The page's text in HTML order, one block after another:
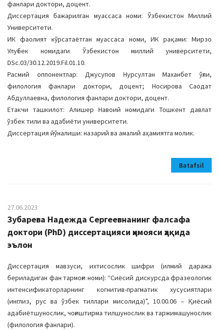
фанлари доктори, доцент.
Диссертация бажарилган муассаса номи: Ўзбекистон Миллий
Университети.
ИК фаолият кўрсатаётган муассаса номи, ИК рақами: Мирзо
Улуғбек номидаги Ўзбекистон миллий университети,
DSc.03/30.12.2019.Fil.01.10.
Расмий оппонентлар: Джусупов Нурсултан Маханбет ўғли,
филология фанлари доктори, доцент; Носирова Саодат
Абдуллаевна, филология фанлари доктори, доцент.
Етакчи ташкилот: Алишер Навоий номидаги Тошкент давлат
ўзбек тили ва адабиёти университети.
Диссертация йўналиши: назарий ва амалий аҳамиятга молик.
Batafsil
27.06.2023
Зубарева Надежда Сергеевнанинг фалсафа
доктори (PhD) диссертацияси ҳимояси ҳақида
эълон
Диссертация мавзуси, ихтисослик шифри (илмий даража
бериладиган фан тармоғи номи): “Сиёсий дискурсда фразеологик
интенсификаторларнинг когнитив-прагматик хусусиятлари
(инглиз, рус ва ўзбек тиллари мисолида)”, 10.00.06 – Қиёсий
адабиётшунослик, чоғиштирма тилшунослик ва таржимашунослик
(филология фанлари).